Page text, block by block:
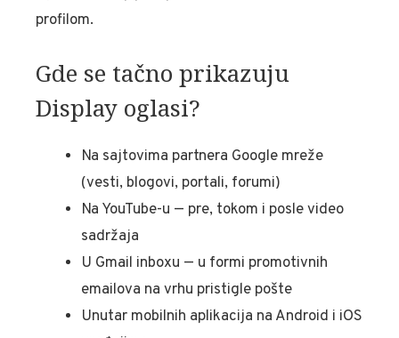
profilom.
Gde se tačno prikazuju
Display oglasi?
Na sajtovima partnera Google mreže
(vesti, blogovi, portali, forumi)
Na YouTube-u — pre, tokom i posle video
sadržaja
U Gmail inboxu — u formi promotivnih
emailova na vrhu pristigle pošte
Unutar mobilnih aplikacija na Android i iOS